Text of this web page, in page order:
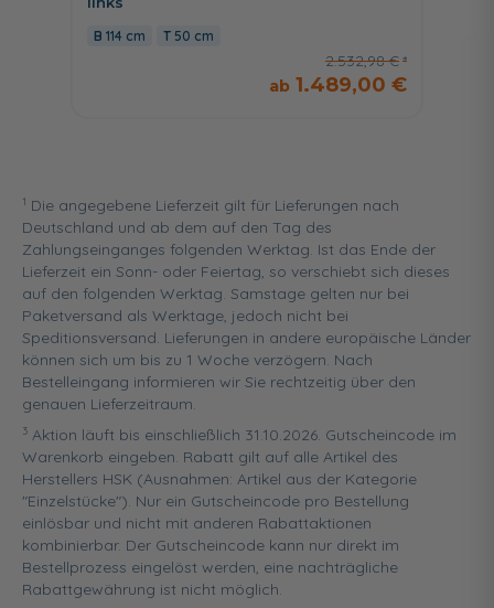
114 cm 50 cm
2.532,98 €
1.489,00 €
1 Die angegebene Lieferzeit gilt für Lieferungen nach
Deutschland und ab dem auf den Tag des
Zahlungseinganges folgenden Werktag. Ist das Ende der
Lieferzeit ein Sonn- oder Feiertag, so verschiebt sich dieses
auf den folgenden Werktag. Samstage gelten nur bei
Paketversand als Werktage, jedoch nicht bei
Speditionsversand. Lieferungen in andere europäische Länder
können sich um bis zu 1 Woche verzögern. Nach
Bestelleingang informieren wir Sie rechtzeitig über den
genauen Lieferzeitraum.
3 Aktion läuft bis einschließlich 31.10.2026. Gutscheincode im
Warenkorb eingeben. Rabatt gilt auf alle Artikel des
Herstellers HSK (Ausnahmen: Artikel aus der Kategorie
"Einzelstücke"). Nur ein Gutscheincode pro Bestellung
einlösbar und nicht mit anderen Rabattaktionen
kombinierbar. Der Gutscheincode kann nur direkt im
Bestellprozess eingelöst werden, eine nachträgliche
Rabattgewährung ist nicht möglich.